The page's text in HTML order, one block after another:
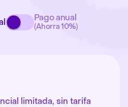
Pago anual
(Ahorra 10%)
limitada, sin tarifa